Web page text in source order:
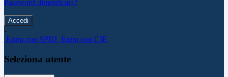
Password dimenticata?
-
Entra con SPID Entra con CIE
Seleziona utente